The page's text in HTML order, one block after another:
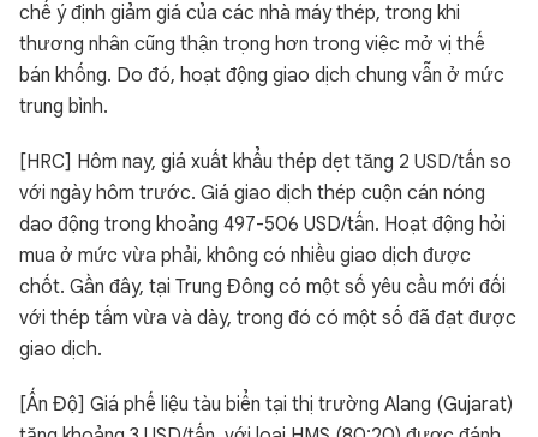
chế ý định giảm giá của các nhà máy thép, trong khi
thương nhân cũng thận trọng hơn trong việc mở vị thế
bán khống. Do đó, hoạt động giao dịch chung vẫn ở mức
trung bình.
[HRC] Hôm nay, giá xuất khẩu thép dẹt tăng 2 USD/tấn so
với ngày hôm trước. Giá giao dịch thép cuộn cán nóng
dao động trong khoảng 497-506 USD/tấn. Hoạt động hỏi
mua ở mức vừa phải, không có nhiều giao dịch được
chốt. Gần đây, tại Trung Đông có một số yêu cầu mới đối
với thép tấm vừa và dày, trong đó có một số đã đạt được
giao dịch.
[Ấn Độ] Giá phế liệu tàu biển tại thị trường Alang (Gujarat)